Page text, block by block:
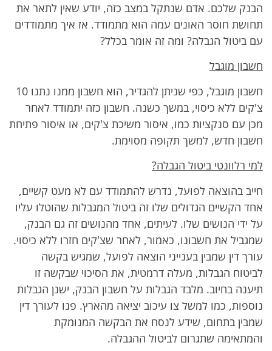
הבנק שלכם. אדם שנתקל במצב כזה, יודע שאין לתאר את
תחושת חוסר האונים עמה הוא מתמודד. אז איך מתמודדים
עם ביטול הגבלה? ומה זה אומר בכלל?
חשבון מוגבל
חשבון מוגבל, כפי שניתן להגדיר, הוא חשבון ממנו נתנו 10
צ'קים ללא כיסוי, במשך כשנה. חשבון כזה יתמודד לאחר
מכן עם סנקציות כמו, איסור משיכת צ'קים, או איסור פתיחת
חשבון חדש, למשך תקופה מסוימת.
למי רלוונטי ביטול הגבלה?
חייב בהוצאה לפועל, נדרש להתמודד עם לא מעט קשיים,
אחד הקשיים הגדולים שלו זה ביטול המגבלות שהוטלו עליו
על ידי הנושים שלו. לעיתים, אחד מהנושים זה גם הבנק,
שמגביל את חשבונו, כאמור, לאחר שצ'קים חזרו ללא כיסוי.
עורך דין שמבין בענייני הוצאה לפועל, שמגיש בקשה
לביטוח הגבלות, מעלה דרמטית, את הסיכוי שבקשה זו
תיענה בחיוב. מלבד הגבלות על חשבון הבנק, ישנן הגבלות
נוספות, כמו למשל צו עיכוב יציאה מהארץ. פנו לעורך דין
שמבין בתחום, שידע לנסח את הבקשה המנומקת
והמתאימה שתגרום לביטול ההגבלה.